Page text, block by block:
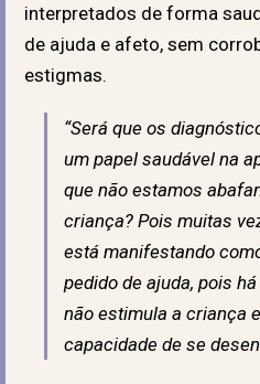
interpretados de forma
de ajuda e afeto, sem
estigmas.
“Será que os
um papel saudável na
que não estamos
criança? Pois muitas
está manifestando
pedido de ajuda, pois
não estimula a criança
capacidade de se